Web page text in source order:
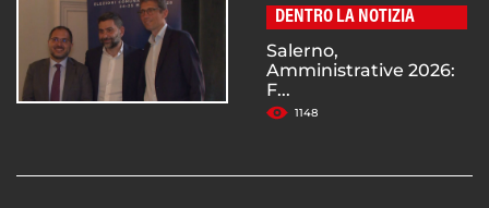
DENTRO LA NOTIZIA
Salerno,
Amministrative 2026:
F...
1148